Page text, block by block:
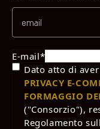
E-mail*
Dato atto di
PRIVACY E-
FORMAGGIO
("Consorzio"),
Regolamento